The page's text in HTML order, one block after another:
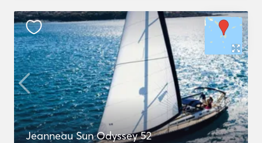
Jeanneau Sun Odyssey 52